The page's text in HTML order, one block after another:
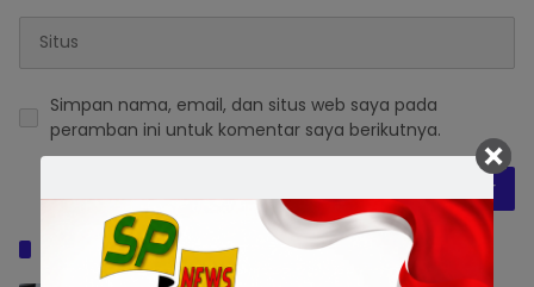
Simpan nama, email, dan situs web saya pada
peramban ini untuk komentar saya berikutnya.
Baca Juga